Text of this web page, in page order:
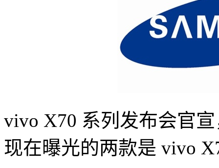
vivo X70 系列发布会官
现在曝光的两款是 vivo